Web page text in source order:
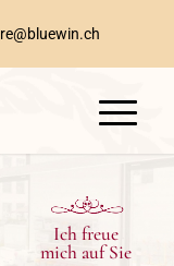
Ich freue
mich auf Sie